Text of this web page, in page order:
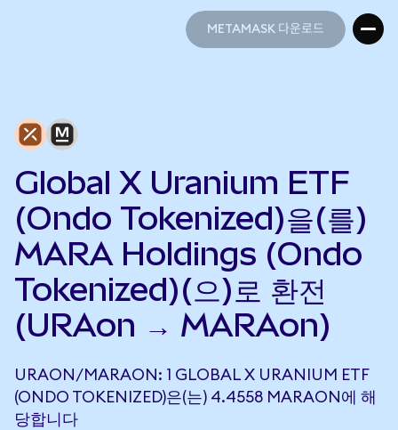
METAMASK 다운로드
Global X Uranium ETF
(Ondo Tokenized)을(를)
MARA Holdings (Ondo
Tokenized)(으)로 환전
(URAon → MARAon)
URAON/MARAON: 1 GLOBAL X URANIUM ETF
(ONDO TOKENIZED)은(는) 4.4558 MARAON에 해
당합니다